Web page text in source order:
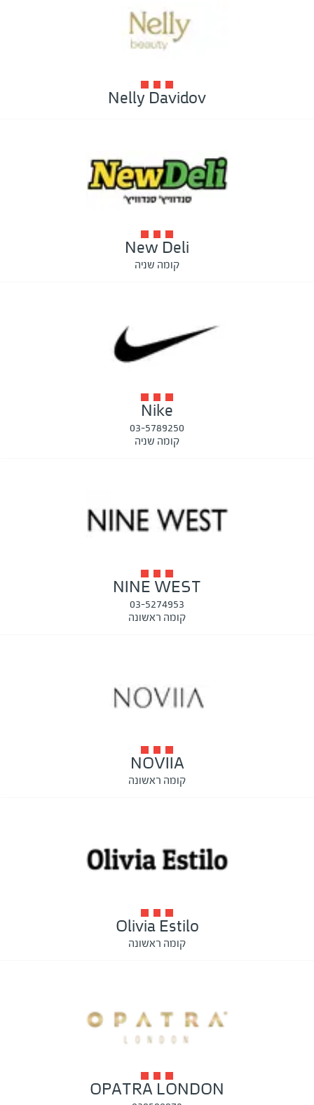
Nelly Davidov
New Deli
קומה שניה
Nike
03-5789250
קומה שניה
NINE WEST
03-5274953
קומה ראשונה
NOVIIA
קומה ראשונה
Olivia Estilo
קומה ראשונה
OPATRA LONDON